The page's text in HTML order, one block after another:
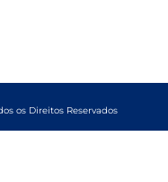
os Direitos Reservados